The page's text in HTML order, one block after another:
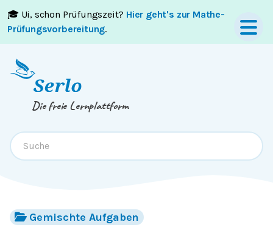
🎓 Ui, schon Prüfungszeit? Hier geht's zur Mathe-
Prüfungsvorbereitung.
Springe zumInhaltoderFooter
Die freie Lernplattform
Gemischte Aufgaben